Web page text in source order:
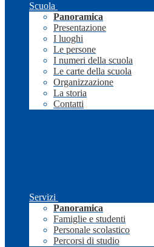
Scuola
Panoramica
Presentazione
I luoghi
Le persone
I numeri della scuola
Le carte della scuola
Organizzazione
La storia
Contatti
Servizi
Panoramica
Famiglie e studenti
Personale scolastico
Percorsi di studio